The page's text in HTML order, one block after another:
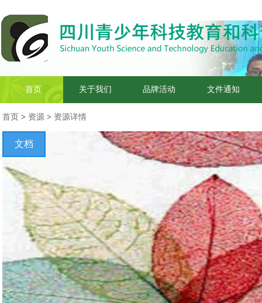
首页 关于我们 品牌活动 文件通知
首页 > 资源 > 资源详情
文档